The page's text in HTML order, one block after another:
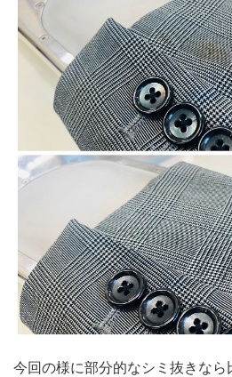
今回の様に部分的なシミ抜きなら